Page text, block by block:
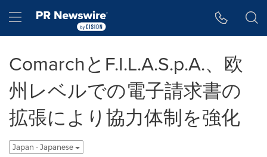
Hamburger menu
ComarchとF.I.L.A.S.p.A.、欧
州レベルでの電子請求書の
拡張により協力体制を強化
Japan - Japanese